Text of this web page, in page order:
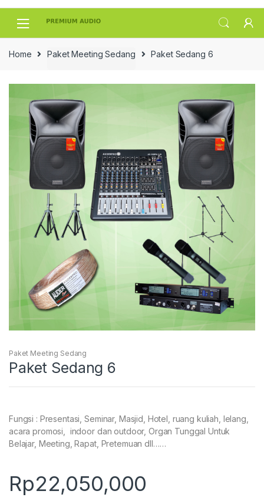
Skip
Skip
Home Paket Meeting Sedang Paket Sedang 6
Paket Meeting Sedang
Paket Sedang 6
Fungsi : Presentasi, Seminar, Masjid, Hotel, ruang kuliah, lelang,
acara promosi, indoor dan outdoor, Organ Tunggal Untuk
Belajar, Meeting, Rapat, Pretemuan dll……
Rp22,050,000